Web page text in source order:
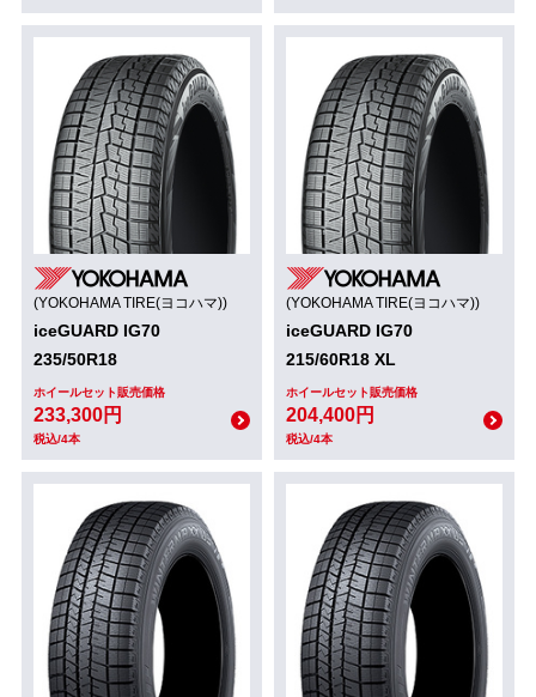
(YOKOHAMA TIRE(ヨコハマ))
iceGUARD IG70
235/50R18
ホイールセット販売価格
233,300円
税込/4本
(YOKOHAMA TIRE(ヨコハマ))
iceGUARD IG70
215/60R18 XL
ホイールセット販売価格
204,400円
税込/4本